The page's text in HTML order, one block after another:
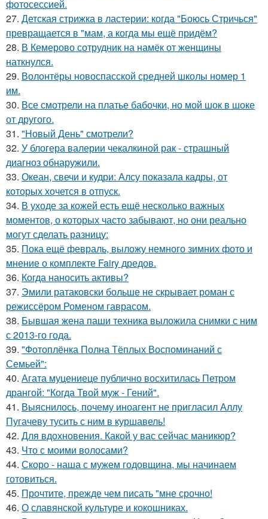
фотосессией.
27. Детская стрижка в ластерии: когда "Боюсь Стричься"
превращается в "мам, а когда мы ещё придём?
28. В Кемерово сотрудник на намёк от женщины
наткнулся.
29. Волонтёры новоспасской средней школы номер 1
им.
30. Все смотрели на платье бабочки, но мой шок в шоке
от другого.
31. "Новый День" смотрели?
32. У блогера валерии чекалкиной рак - страшный
диагноз обнаружили.
33. Океан, свечи и кудри: Алсу показала кадры, от
которых хочется в отпуск.
34. В уходе за кожей есть ещё несколько важных
моментов, о которых часто забывают, но они реально
могут сделать разницу:
35. Пока ещё февраль, выложу немного зимних фото и
мнение о комплекте Fairy дредов.
36. Когда наносить активы?
37. Эмили ратаковски больше не скрывает роман с
режиссёром Роменом гаврасом.
38. Бывшая жена паши техника выложила снимки с ним
с 2013-го года.
39. "Фотоплёнка Полна Тёплых Воспоминаний с
Семьей":
40. Агата муцениеце публично восхитилась Петром
дрангой: "Когда Твой муж - Гений".
41. Выяснилось, почему иноагент не пригласил Аллу
Пугачеву тусить с ним в куршавель!
42. Для вдохновения. Какой у вас сейчас маникюр?
43. Что с моими волосами?
44. Скоро - наша с мужем годовщина, мы начинаем
готовиться.
45. Прочтите, прежде чем писать "мне срочно!
46. О славянской культуре и кокошниках.